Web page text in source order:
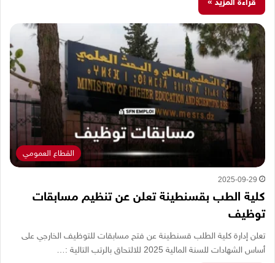
القطاع العمومي
2025-09-29
كلية الطب بقسنطينة تعلن عن تنظيم مسابقات
توظيف
تعلن إدارة كلية الطلب قسنطينة عن فتح مسابقات للتوظيف الخارجي على
أساس الشهادات للسنة المالية 2025 للالتحاق بالرتب التالية :…